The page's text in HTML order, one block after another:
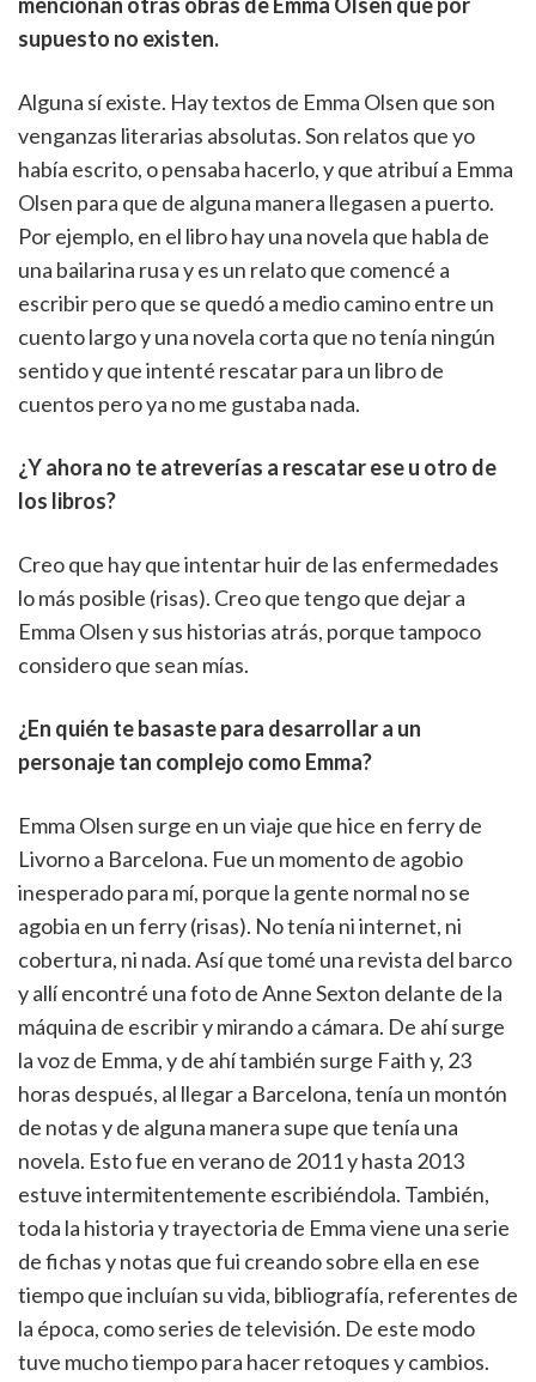
supuesto no existen.
Alguna sí existe. Hay textos de Emma Olsen que son
venganzas literarias absolutas. Son relatos que yo
había escrito, o pensaba hacerlo, y que atribuí a Emma
Olsen para que de alguna manera llegasen a puerto.
Por ejemplo, en el libro hay una novela que habla de
una bailarina rusa y es un relato que comencé a
escribir pero que se quedó a medio camino entre un
cuento largo y una novela corta que no tenía ningún
sentido y que intenté rescatar para un libro de
cuentos pero ya no me gustaba nada.
¿Y ahora no te atreverías a rescatar ese u otro de
los libros?
Creo que hay que intentar huir de las enfermedades
lo más posible (risas). Creo que tengo que dejar a
Emma Olsen y sus historias atrás, porque tampoco
considero que sean mías.
¿En quién te basaste para desarrollar a un
personaje tan complejo como Emma?
Emma Olsen surge en un viaje que hice en ferry de
Livorno a Barcelona. Fue un momento de agobio
inesperado para mí, porque la gente normal no se
agobia en un ferry (risas). No tenía ni internet, ni
cobertura, ni nada. Así que tomé una revista del barco
y allí encontré una foto de Anne Sexton delante de la
máquina de escribir y mirando a cámara. De ahí surge
la voz de Emma, y de ahí también surge Faith y, 23
horas después, al llegar a Barcelona, tenía un montón
de notas y de alguna manera supe que tenía una
novela. Esto fue en verano de 2011 y hasta 2013
estuve intermitentemente escribiéndola. También,
toda la historia y trayectoria de Emma viene una serie
de fichas y notas que fui creando sobre ella en ese
tiempo que incluían su vida, bibliografía, referentes de
la época, como series de televisión. De este modo
tuve mucho tiempo para hacer retoques y cambios.